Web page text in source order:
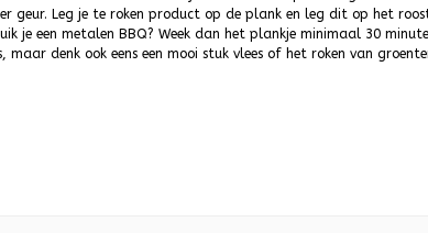
geur. Leg je te roken product op de plank en leg dit op het
je een metalen BBQ? Week dan het plankje minimaal 30
maar denk ook eens een mooi stuk vlees of het roken van